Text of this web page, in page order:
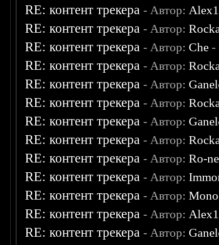
RE: контент трекера - Автор:
RE: контент трекера - Автор:
RE: контент трекера - Автор: Che -
RE: контент трекера - Автор:
RE: контент трекера - Автор:
RE: контент трекера - Автор:
RE: контент трекера - Автор:
RE: контент трекера - Автор:
RE: контент трекера - Автор:Ro-
RE: контент трекера - Автор:
RE: контент трекера - Автор:
RE: контент трекера - Автор:
RE: контент трекера - Автор: